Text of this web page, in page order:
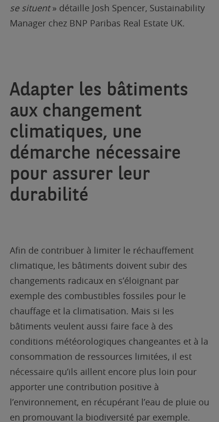
se situent» détaille Josh Spencer, Sustainability
Manager chez BNP Paribas Real Estate UK.
Adapter les bâtiments
aux changement
climatiques, une
démarche nécessaire
pour assurer leur
durabilité
Afin de contribuer à limiter le réchauffement
climatique, les bâtiments doivent subir des
changements radicaux en s’éloignant par
exemple des combustibles fossiles pour le
chauffage et la climatisation. Mais si les
bâtiments veulent aussi faire face à des
conditions météorologiques changeantes et à la
consommation de ressources limitées, il est
nécessaire qu’ils aillent encore plus loin pour
apporter une contribution positive à
l’environnement, en récupérant l’eau de pluie ou
en promouvant la biodiversité par exemple.